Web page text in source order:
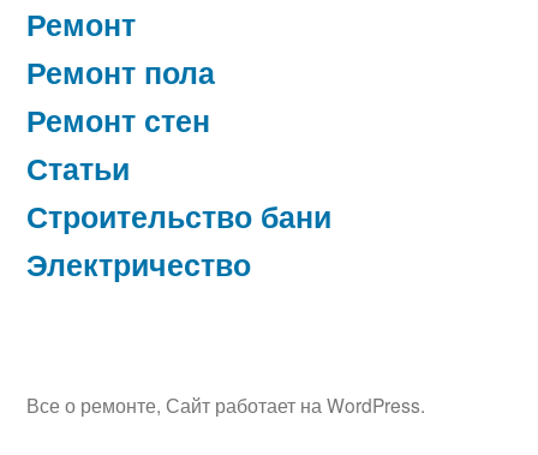
Ремонт
Ремонт пола
Ремонт стен
Статьи
Строительство бани
Электричество
Все о ремонте, Сайт работает на WordPress.